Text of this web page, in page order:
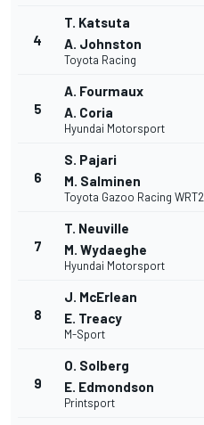
4
T. Katsuta
A. Johnston
Toyota Racing
5
A. Fourmaux
A. Coria
Hyundai Motorsport
6
S. Pajari
M. Salminen
Toyota Gazoo Racing WRT2
7
T. Neuville
M. Wydaeghe
Hyundai Motorsport
8
J. McErlean
E. Treacy
M-Sport
9
O. Solberg
E. Edmondson
Printsport